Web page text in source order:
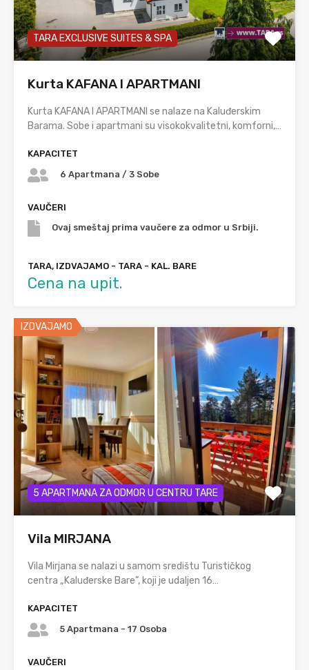
TARA EXCLUSIVE SUITES & SPA
Kurta KAFANA I APARTMANI
Kurta KAFANA I APARTMANI se nalaze na Kaluđerskim
Barama. Sobe i apartmani su visokokvalitetni, komforni,…
KAPACITET
6 Apartmana / 3 Sobe
VAUČERI
Ovaj smeštaj prima vaučere za odmor u Srbiji.
TARA, IZDVAJAMO - TARA - KAL. BARE
Cena na upit.
IZDVAJAMO
5 APARTMANA ZA ODMOR U CENTRU TARE
Vila MIRJANA
Vila Mirjana se nalazi u samom središtu Turističkog
centra „Kaluđerske Bare”, koji je udaljen 16…
KAPACITET
5 Apartmana - 17 Osoba
VAUČERI